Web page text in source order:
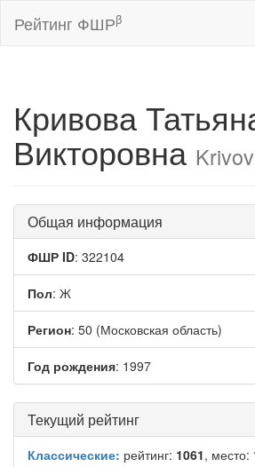
Рейтинг ФШРβ
Кривова
Викторовна
Общая информация
ФШР ID: 322104
Пол: Ж
Регион: 50 (Московская область)
Год рождения: 1997
Текущий рейтинг
Классические: рейтинг: 1061, место: